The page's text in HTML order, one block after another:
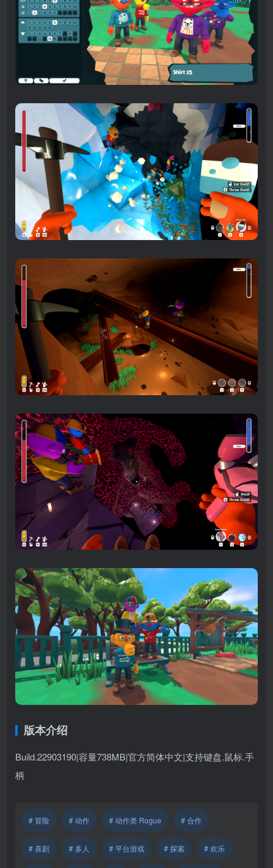
版本介绍
Build.22903190|容量738MB|官方简体中文|支持键盘.鼠标.手
柄
# 冒险 # 动作 # 动作类 Rogue # 合作
# 喜剧 # 多人 # 平台游戏 # 探索 # 欢乐